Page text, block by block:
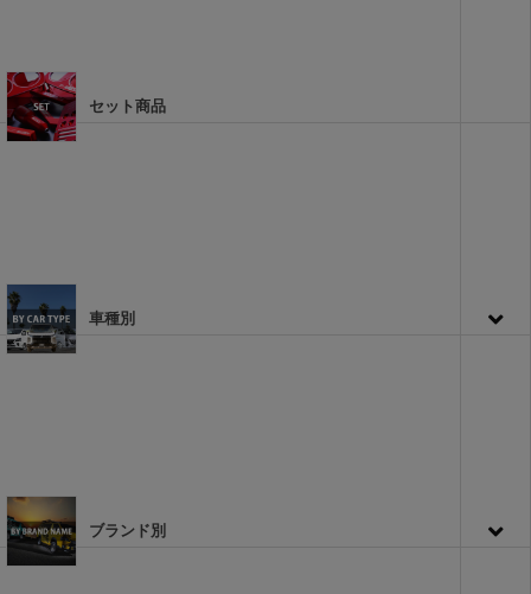
セット商品
車種別
ブランド別